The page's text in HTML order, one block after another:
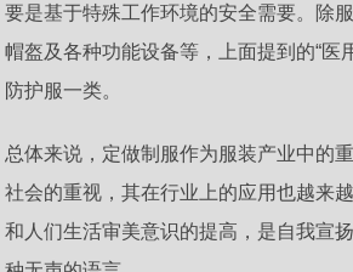
要是基于特殊工作环境的安全需要。除
帽盔及各种功能设备等，上面提到的“医
防护服一类。
总体来说，定做制服作为服装产业中的
社会的重视，其在行业上的应用也越来
和人们生活审美意识的提高，是自我宣